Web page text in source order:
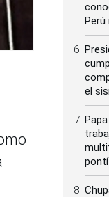
Perú
el